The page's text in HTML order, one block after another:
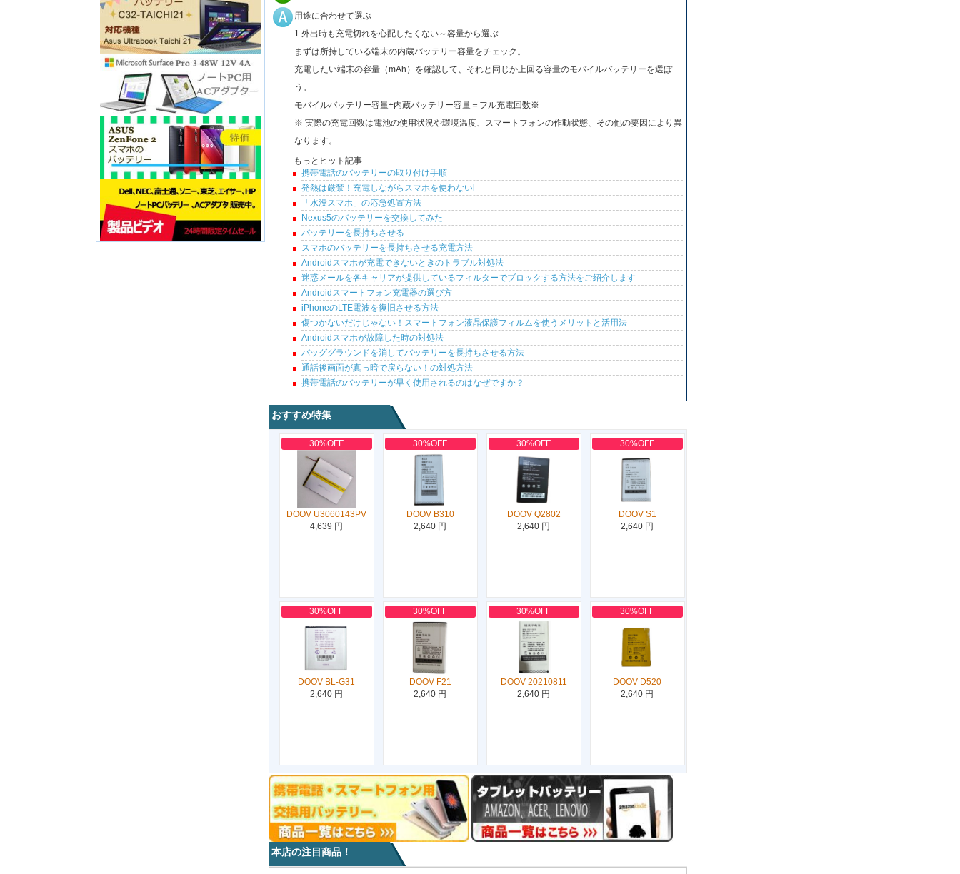
用途に合わせて選ぶ
1.外出時も充電切れを心配したくない～容量から選ぶ
まずは所持している端末の内蔵バッテリー容量をチェック。
充電したい端末の容量（mAh）を確認して、それと同じか上回る容量のモバイルバッテリーを選ぼ
う。
モバイルバッテリー容量÷内蔵バッテリー容量＝フル充電回数※
※ 実際の充電回数は電池の使用状況や環境温度、スマートフォンの作動状態、その他の要因により異
なります。
もっとヒット記事
携帯電話のバッテリーの取り付け手順
発熱は厳禁！充電しながらスマホを使わないl
「水没スマホ」の応急処置方法
Nexus5のバッテリーを交換してみた
バッテリーを長持ちさせる
スマホのバッテリーを長持ちさせる充電方法
Androidスマホが充電できないときのトラブル対処法
迷惑メールを各キャリアが提供しているフィルターでブロックする方法をご紹介します
Androidスマートフォン充電器の選び方
iPhoneのLTE電波を復旧させる方法
傷つかないだけじゃない！スマートフォン液晶保護フィルムを使うメリットと活用法
Androidスマホが故障した時の対処法
バッググラウンドを消してバッテリーを長持ちさせる方法
通話後画面が真っ暗で戻らない！の対処方法
携帯電話のバッテリーが早く使用されるのはなぜですか？
おすすめ特集
30%OFF
DOOV U3060143PV
4,639 円
30%OFF
DOOV B310
2,640 円
30%OFF
DOOV Q2802
2,640 円
30%OFF
DOOV S1
2,640 円
30%OFF
DOOV BL-G31
2,640 円
30%OFF
DOOV F21
2,640 円
30%OFF
DOOV 20210811
2,640 円
30%OFF
DOOV D520
2,640 円
本店の注目商品！